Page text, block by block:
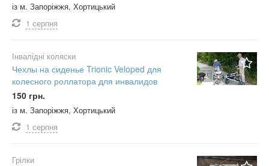
із м. Запоріжжя, Хортицький
1 серпня
4
Інвалідні коляски
Чехлы на сиденье Trionic Veloped для
колесного роллатора для инвалидов
150 грн.
із м. Запоріжжя, Хортицький
1 серпня
Грілки